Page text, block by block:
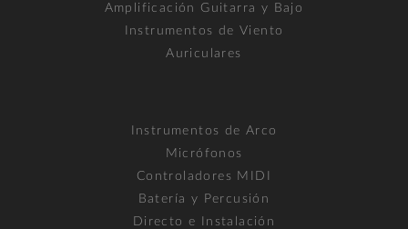
Amplificación Guitarra y Bajo
Instrumentos de Viento
Auriculares
Instrumentos de Arco
Micrófonos
Controladores MIDI
Batería y Percusión
Directo e Instalación